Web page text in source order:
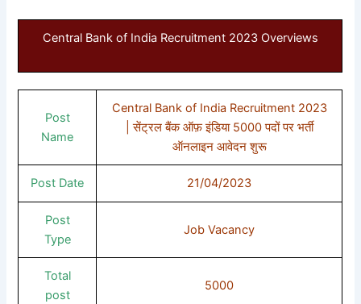
Central Bank of India Recruitment 2023 Overviews
Post
Name
Central Bank of India Recruitment 2023
| सेंट्रल बैंक ऑफ़ इंडिया 5000 पदों पर भर्ती
ऑनलाइन आवेदन शुरू
Post Date 21/04/2023
Post
Type
Job Vacancy
Total
post
5000